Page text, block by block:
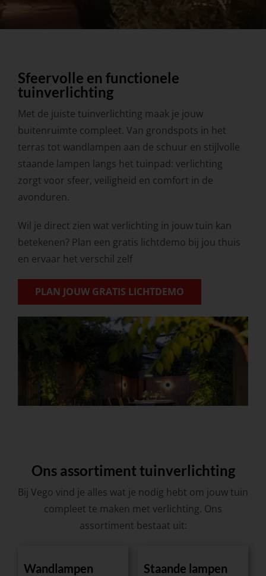
Sfeervolle en functionele
tuinverlichting
Met de juiste tuinverlichting maak je jouw
buitenruimte compleet. Van grondspots in het
terras tot wandlampen aan de schuur en stijlvolle
staande lampen langs het tuinpad: verlichting
zorgt voor sfeer, veiligheid en comfort in de
avonduren.
Wil je direct zien wat verlichting in jouw tuin kan
betekenen? Plan een gratis lichtdemo bij jou thuis
en ervaar het verschil zelf
PLAN JOUW GRATIS LICHTDEMO
Ons assortiment tuinverlichting
Bij Vego vind je alles wat je nodig hebt om jouw tuin
compleet te maken met verlichting. Ons
assortiment bestaat uit:
Wandlampen Staande lampen